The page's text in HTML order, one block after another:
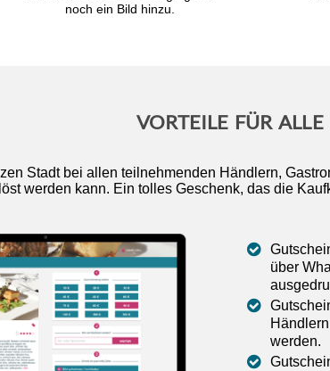
noch ein Bild hinzu.
VORTEILE FÜR ALLE
Stadt bei allen teilnehmenden Händlern,
werden kann. Ein tolles Geschenk, das die
über
werden.